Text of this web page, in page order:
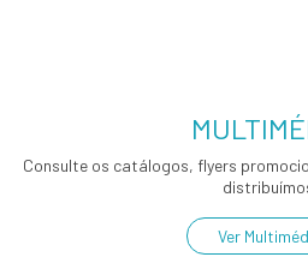
Consulte os catálogos, flyers
Ver